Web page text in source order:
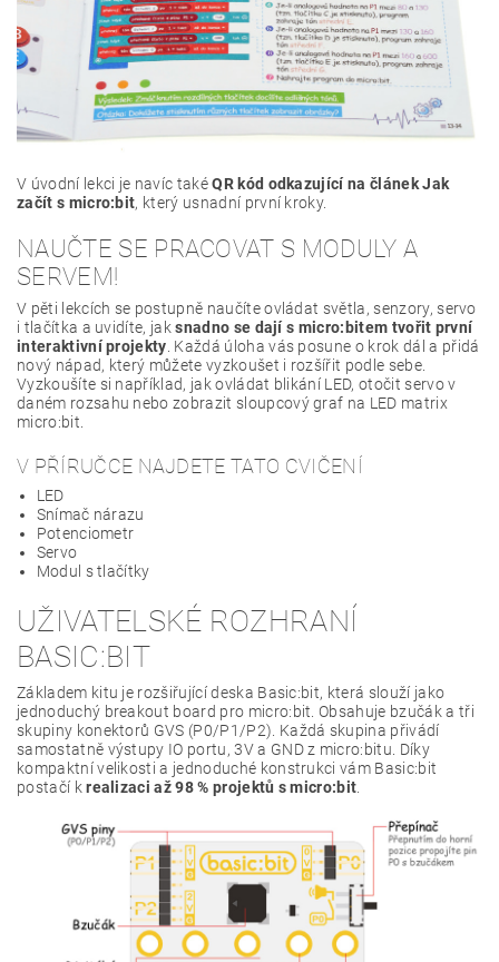
V úvodní lekci je navíc takéQR kód odkazující na článek Jak
začít s micro:bit, který usnadní první kroky.
NAUČTE SE PRACOVAT S MODULY A
SERVEM!
V pěti lekcích se postupně naučíte ovládat světla, senzory, servo
i tlačítka a uvidíte, jaksnadno se dají s micro:bitem tvořit první
interaktivní projekty . Každá úloha vás posune o krok dál a přidá
nový nápad, který můžete vyzkoušet i rozšířit podle sebe.
Vyzkoušíte si například, jak ovládat blikání LED, otočit servo v
daném rozsahu nebo zobrazit sloupcový graf na LED matrix
micro:bit.
V PŘÍRUČCE NAJDETE TATO CVIČENÍ
LED
Snímač nárazu
Potenciometr
Servo
Modul s tlačítky
UŽIVATELSKÉ ROZHRANÍ
BASIC:BIT
Základem kitu je rozšiřující deska Basic:bit, která slouží jako
jednoduchý breakout board pro micro:bit. Obsahuje bzučák a tři
skupiny konektorů GVS (P0/P1/P2). Každá skupina přivádí
samostatně výstupy IO portu, 3V a GND z micro:bitu. Díky
kompaktní velikosti a jednoduché konstrukci vám Basic:bit
postačí krealizaci až 98 % projektů s micro:bit